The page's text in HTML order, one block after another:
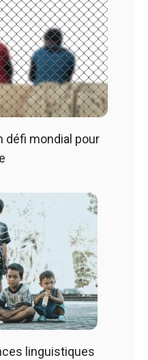
défi mondial pour
linguistiques